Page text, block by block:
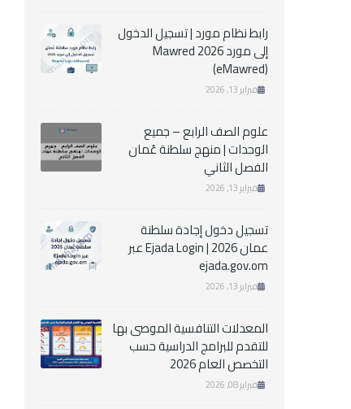
رابط نظام مورد | تسجيل الدخول
إلى مورد Mawred 2026
(eMawred)
فبراير 13, 2026
علوم الصف الرابع – جميع
الوحدات | منهج سلطنة عُمان
الفصل الثاني
فبراير 13, 2026
تسجيل دخول إجادة سلطنة
عمان 2026 | Ejada Login عبر
ejada.gov.om
فبراير 13, 2026
المعدلات التنافسية الموصى بها
للتقدم للبرامج الدراسية حسب
التخصص العام 2026
فبراير 08, 2026